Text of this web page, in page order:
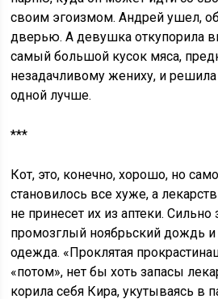
своим эгоизмом. Андрей ушел,
дверью. А девушка откупорила
самый большой кусок мяса,
незадачливому жениху, и решила
одной лучше.
***
Кот, это, конечно, хорошо, но
становилось все хуже, а
не принесет их из аптеки.
промозглый ноябрьский дождь
одежда. «Проклятая
«потом», нет бы хоть запасы
корила себя Кира, укутываясь в